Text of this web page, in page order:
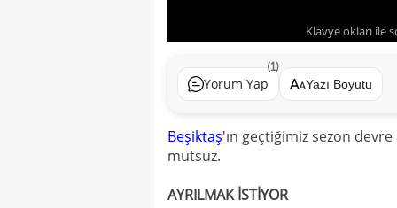
Klavye okları ile
Yorum Yap
(1)
Yazı Boyutu
Beşiktaş'ın geçtiğimiz sezon
mutsuz.
AYRILMAK İSTİYOR